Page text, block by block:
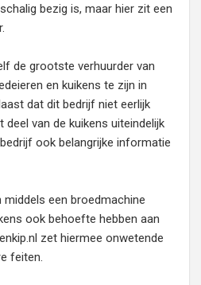
bezig is, maar hier zit een
de grootste verhuurder van
en kuikens te zijn in
dat dit bedrijf niet eerlijk
van de kuikens uiteindelijk
ook belangrijke informatie
een broedmachine
ook behoefte hebben aan
zet hiermee onwetende
feiten.